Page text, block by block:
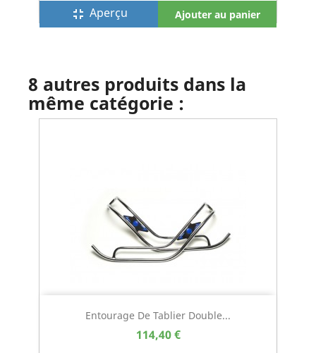
fullscreen_exit Aperçu Ajouter au panier
8 autres produits dans la
même catégorie :
Entourage De Tablier Double...
114,40 €